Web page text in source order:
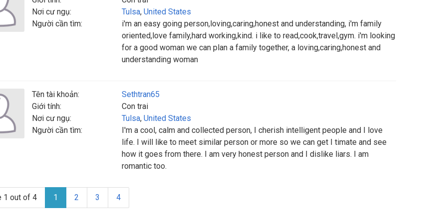
Nơi cư ngụ:
Tulsa, United States
Người cần tìm:
i'm an easy going person,loving,caring,honest and understanding, i'm family
oriented,love family,hard working,kind. i like to read,cook,travel,gym. i'm looking
for a good woman we can plan a family together, a loving,caring,honest and
understanding woman
Tên tài khoản:
Sethtran65
Giới tính:
Con trai
Nơi cư ngụ:
Tulsa, United States
Người cần tìm:
I'm a cool, calm and collected person, I cherish intelligent people and I love
life. I will like to meet similar person or more so we can get I timate and see
how it goes from there. I am very honest person and I dislike liars. I am
romantic too.
1 out of 4 1 2 3 4